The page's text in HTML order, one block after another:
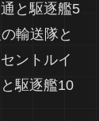
と駆逐艦5
輸送隊と
ントルイ
駆逐艦10